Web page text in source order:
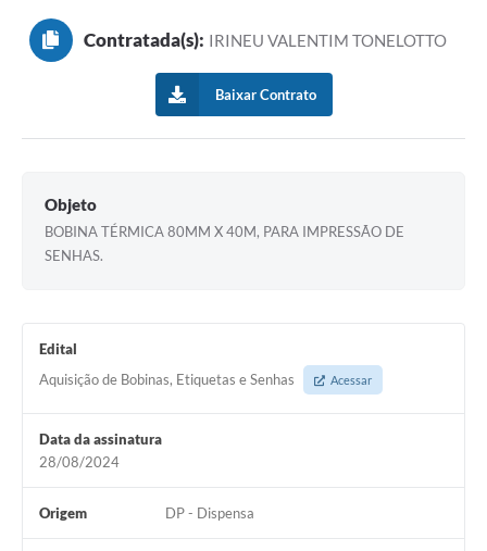
Programa Famílias Fortes
Contratos
Arquivos para Download
Turismo
Obras
Contratada(s): IRINEU VALENTIM TONELOTTO
Baixar Contrato
Objeto
BOBINA TÉRMICA 80MM X 40M, PARA IMPRESSÃO DE
SENHAS.
Edital
Aquisição de Bobinas, Etiquetas e Senhas
Acessar
Data da assinatura
28/08/2024
Origem DP - Dispensa